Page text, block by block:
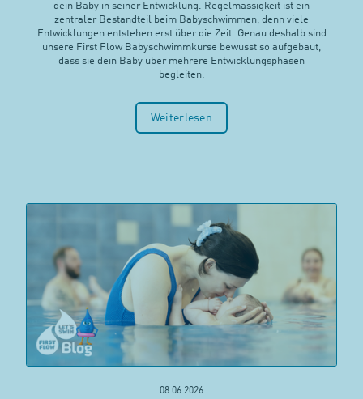
dein Baby in seiner Entwicklung. Regelmässigkeit ist ein
zentraler Bestandteil beim Babyschwimmen, denn viele
Entwicklungen entstehen erst über die Zeit. Genau deshalb sind
unsere First Flow Babyschwimmkurse bewusst so aufgebaut,
dass sie dein Baby über mehrere Entwicklungsphasen
begleiten.
Weiterlesen
08.06.2026